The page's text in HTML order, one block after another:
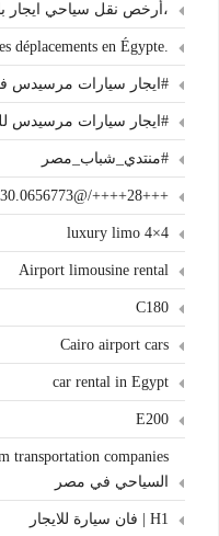
،أرخص نقل سياحي ايجار
.Les déplacements en Égypte | نقل سياحي
#ايجار سيارات مرسيدس
#ايجار سيارات مرسيدس
#منتدي_شباب_مصر
+++28++++/@30.0656773
4×4 luxury limo
Airport limousine rental
C180
Cairo airport cars
car rental in Egypt
E200
السياحي في مصر
H1 | فان سيارة للايجار